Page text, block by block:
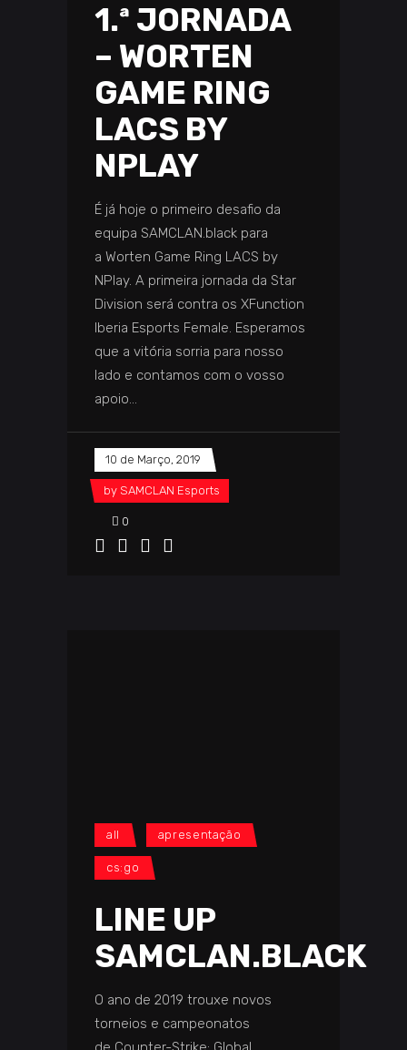
1.ª JORNADA
– WORTEN
GAME RING
LACS BY
NPLAY
É já hoje o primeiro desafio da
equipa SAMCLAN.black para
a Worten Game Ring LACS by
NPlay. A primeira jornada da Star
Division será contra os XFunction
Iberia Esports Female. Esperamos
que a vitória sorria para nosso
lado e contamos com o vosso
apoio
10 de Março, 2019
by SAMCLAN Esports
0
all apresentação
cs:go
LINE UP
SAMCLAN.BLACK
O ano de 2019 trouxe novos
torneios e campeonatos